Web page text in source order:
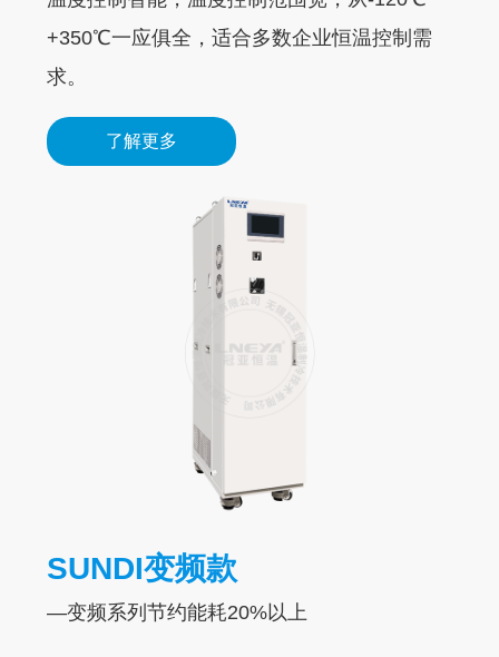
+350℃一应俱全，适合多数企业恒温控制需
求。
了解更多
SUNDI变频款
—变频系列节约能耗20%以上
SR系列，支持非标定制、防爆定制，满足中
试、生产控温需求。
了解更多
TCS大系统
LTZ变频低温冷冻机组
—采用变频技术，提高产品效率，降低能耗
LTZ系列低温冷冻机采用变频技术，提高产品效
随时根据用户冷热负荷需求改变直流压缩机的运
行转速，从⽽避免压缩机与电加热满负荷对抗，
保持机组稳定的⼯作状态，达到降低能耗的效
了解更多
降温速率很快，导热油需求量也⽐较⼩；可实
现连续升降温。
了解更多
UC/LY加热系统
—+50℃～+170℃，仅支持介质控温精度